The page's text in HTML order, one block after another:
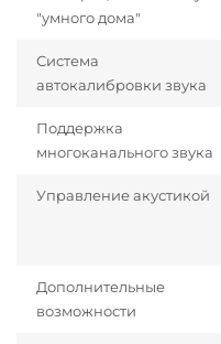
"умного дома"
Система
автокалибровки звука
Поддержка
многоканального звука
Управление акустикой
Дополнительные
возможности